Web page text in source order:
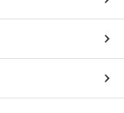
праці